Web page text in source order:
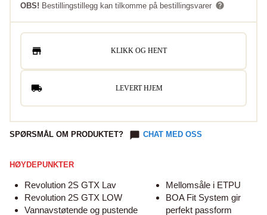
OBS! Bestillingstillegg kan tilkomme på bestillingsvarer
KLIKK OG HENT
LEVERT HJEM
SPØRSMÅL OM PRODUKTET? CHAT MED OSS
HØYDEPUNKTER
Revolution 2S GTX Lav
Revolution 2S GTX LOW
Vannavstøtende og pustende
Mellomsåle i ETPU
BOA Fit System gir
perfekt passform